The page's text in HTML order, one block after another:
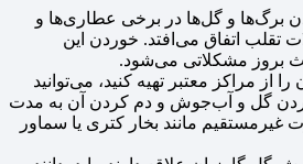
برگ‌ها و گل‌ها در برخی عطاری‌ها و
تقلب اتفاق می‌افتد. خوردن این
بروز مشکلاتی می‌شود.
از مراکز معتبر تهیه کنید، می‌توانید
گل و آب‌جوش و دم کردن آن به مدت
غیرمستقیم مانند بخار کتری یا سماور